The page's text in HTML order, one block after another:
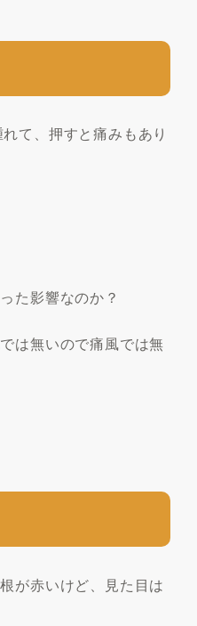
て、押すと痛みもあり
た影響なのか？
は無いので痛風では無
が赤いけど、見た目は